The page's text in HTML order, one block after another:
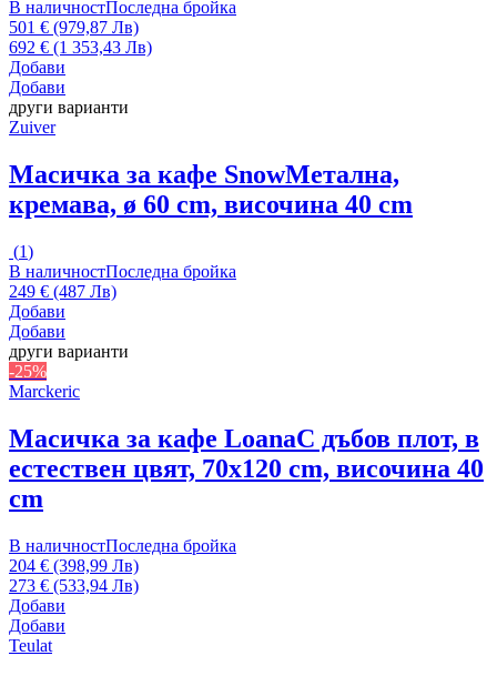
В наличностПоследна бройка
501 € (979,87 Лв)
692 € (1 353,43 Лв)
Добави
Добави
други варианти
Zuiver
Масичка за кафе SnowМетална,
кремава, ø 60 cm, височина 40 cm
(1)
В наличностПоследна бройка
249 € (487 Лв)
Добави
Добави
други варианти
-25%
Marckeric
Масичка за кафе LoanaС дъбов плот, в
естествен цвят, 70x120 cm, височина 40
cm
В наличностПоследна бройка
204 € (398,99 Лв)
273 € (533,94 Лв)
Добави
Добави
Teulat